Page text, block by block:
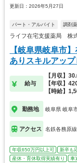
更新日：2026年5月27日
パート・アルバイト 調剤
ライフ在宅支援薬局 株
【岐阜県岐阜市
ありスキルアップ
給与
【月収】
【年収】
【時給】
勤務地 岐阜県 岐阜
アクセス 名鉄各務原
年収650万円以上可 新卒も
産休・育休取得実績有り
車